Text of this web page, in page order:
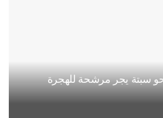
سبتة يجر مرشحة للهجرة